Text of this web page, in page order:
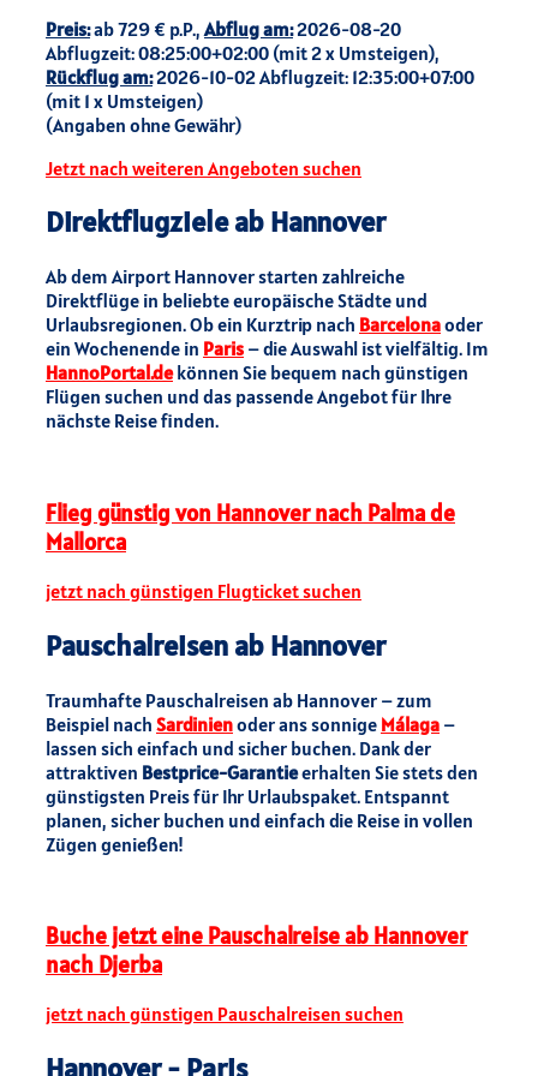
Preis:ab 729 € p.P., Abflug am:2026-08-20
Abflugzeit: 08:25:00+02:00 (mit 2 x Umsteigen),
Rückflug am:2026-10-02 Abflugzeit: 12:35:00+07:00
(mit 1 x Umsteigen)
(Angaben ohne Gewähr)
Jetzt nach weiteren Angeboten suchen
Direktflugziele ab Hannover
Ab dem Airport Hannover starten zahlreiche
Direktflüge in beliebte europäische Städte und
Urlaubsregionen. Ob ein Kurztrip nach Barcelonaoder
ein Wochenende in Paris – die Auswahl ist vielfältig. Im
HannoPortal.dekönnen Sie bequem nach günstigen
Flügen suchen und das passende Angebot für Ihre
nächste Reise finden.
Flieg günstig von Hannover nach Palma de
Mallorca
jetzt nach günstigen Flugticket suchen
Pauschalreisen ab Hannover
Traumhafte Pauschalreisen ab Hannover – zum
Beispiel nach Sardinienoder ans sonnige Málaga –
lassen sich einfach und sicher buchen. Dank der
attraktiven Bestprice-Garantieerhalten Sie stets den
günstigsten Preis für Ihr Urlaubspaket. Entspannt
planen, sicher buchen und einfach die Reise in vollen
Zügen genießen!
Buche jetzt eine Pauschalreise ab Hannover
nach Djerba
jetzt nach günstigen Pauschalreisen suchen
Hannover - Paris